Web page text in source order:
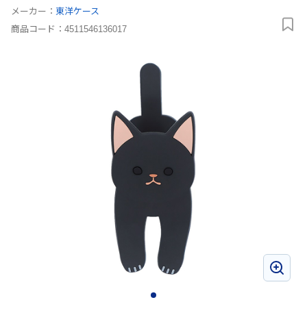
メーカー： 東洋ケース
商品コード： 4511546136017